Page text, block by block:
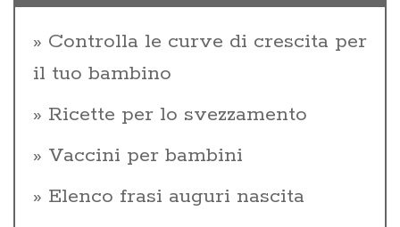
Controlla le curve di crescita per
il tuo bambino
Ricette per lo svezzamento
Vaccini per bambini
Elenco frasi auguri nascita